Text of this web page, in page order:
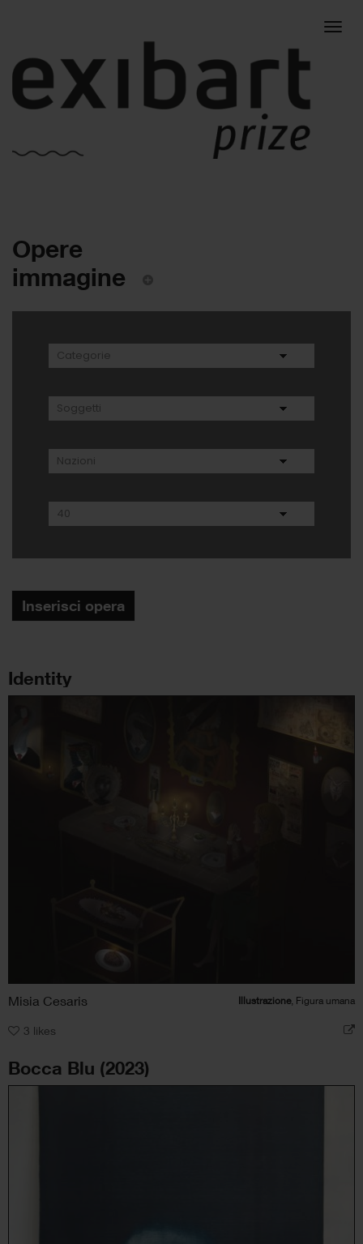
Opere
immagine
Inserisci opera
Identity
Misia Cesaris Illustrazione, Figura umana
3 likes
Bocca Blu (2023)